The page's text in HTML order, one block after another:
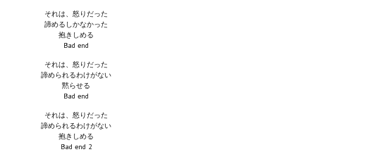
それは、怒りだった
諦めるしかなかった
抱きしめる
Bad end
それは、怒りだった
諦められるわけがない
黙らせる
Bad end
それは、怒りだった
諦められるわけがない
抱きしめる
Bad end 2